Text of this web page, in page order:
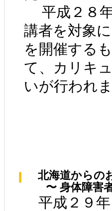
平成２８年
講者を対象
を開催する
て、カリキ
いが行われま
北海道からの
〜 身体障害者
平成２９年